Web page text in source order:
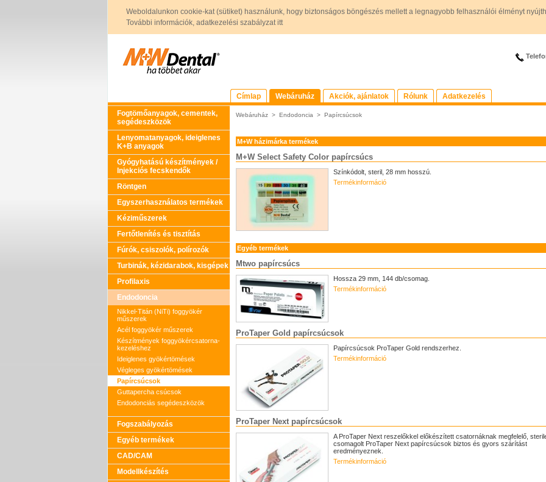
Weboldalunkon cookie-kat (sütiket) használunk, hogy biztonságos böngészés mellett a legnagyobb felhasználói élményt
További információk, adatkezelési szabályzat itt
Címlap Webáruház Akciók, ajánlatok Rólunk
Adatkezelés
Fogtömőanyagok, cementek,
segédeszközök
Lenyomatanyagok, ideiglenes
K+B anyagok
Gyógyhatású készítmények /
Injekciós fecskendők
Röntgen
Egyszerhasználatos termékek
Kéziműszerek
Fertőtlenítés és tisztítás
Fúrók, csiszolók, polírozók
Turbinák, kézidarabok, kisgépek
Profilaxis
Endodoncia
Nikkel-Titán (NiTi) foggyökér
műszerek
Acél foggyökér műszerek
Készítmények foggyökércsatorna-
kezeléshez
Ideiglenes gyökértömések
Végleges gyökértömések
Papírcsúcsok
Guttapercha csúcsok
Endodonciás segédeszközök
Fogszabályozás
Egyéb termékek
CAD/CAM
Modellkészítés
Webáruház > Endodoncia > Papírcsúcsok
M+W házimárka termékek
M+W Select Safety Color papírcsúcs
Színkódolt, steril, 28 mm hosszú.
Termékinformáció
Egyéb termékek
Mtwo papírcsúcs
Hossza 29 mm, 144 db/csomag.
Termékinformáció
ProTaper Gold papírcsúcsok
Papírcsúcsok ProTaper Gold rendszerhez.
Termékinformáció
ProTaper Next papírcsúcsok
A ProTaper Next reszelőkkel előkészített csatornáknak megfelelő,
csomagolt ProTaper Next papírcsúcsok biztos és gyors szárítást
eredményeznek.
Termékinformáció